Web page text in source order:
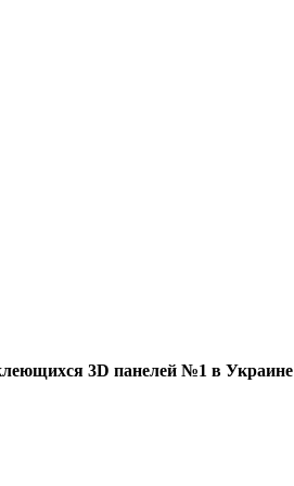
3D панелей №1 в Украине